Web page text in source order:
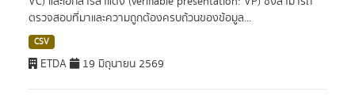
ตรวจสอบที่มาและความถูกต้องครบถ้วนของข้อมูล...
CSV
ETDA 19 มิถุนายน 2569